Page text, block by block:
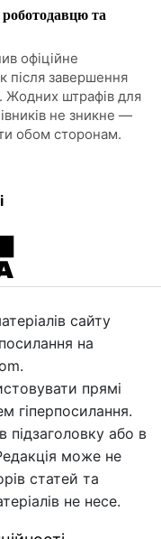
та
офіційне
після завершення
Жодних штрафів для
не зникне —
обом сторонам.
сайту
на
прямі
гіперпосилання.
або в
може не
статей та
не несе.